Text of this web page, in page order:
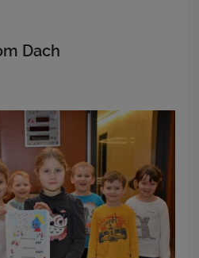
Dach